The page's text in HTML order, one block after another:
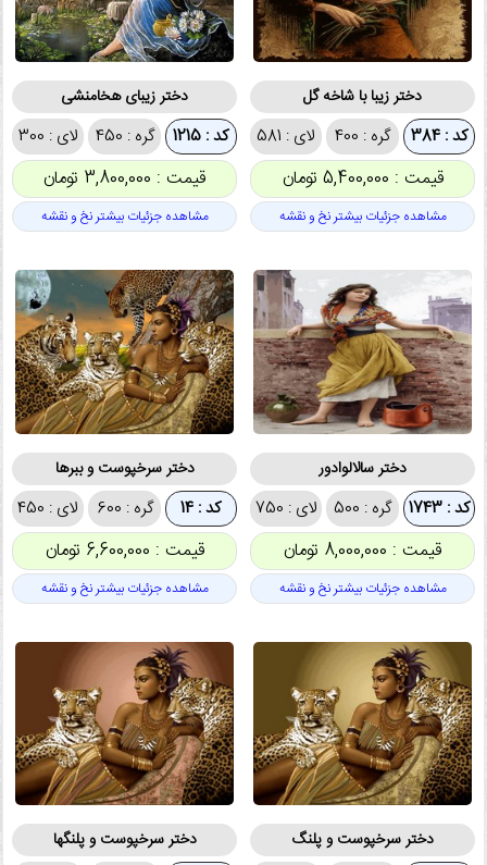
دختر زیبا با شاخه گل
کد : 384 گره : 400 لای : 581
قیمت : 5,400,000 تومان
مشاهده جزئیات بیشتر نخ و نقشه
دختر زیبای هخامنشی
کد : 1215 گره : 450 لای : 300
قیمت : 3,800,000 تومان
مشاهده جزئیات بیشتر نخ و نقشه
دختر سالالوادور
کد : 1743 گره : 500 لای : 750
قیمت : 8,000,000 تومان
مشاهده جزئیات بیشتر نخ و نقشه
دختر سرخپوست و ببرها
کد : 14 گره : 600 لای : 450
قیمت : 6,600,000 تومان
مشاهده جزئیات بیشتر نخ و نقشه
دختر سرخپوست و پلنگ دختر سرخپوست و پلنگها